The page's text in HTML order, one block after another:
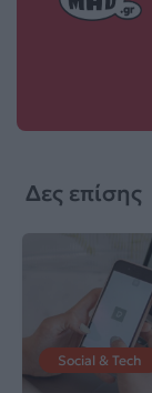
Δες επίσης
Social & Tech